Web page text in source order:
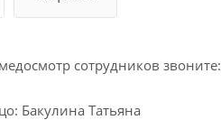
cотрудников звоните:
Бакулина Татьяна